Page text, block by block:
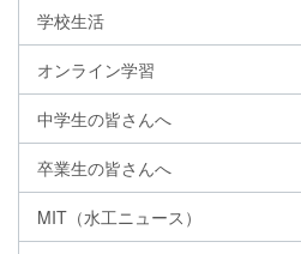
学校生活
オンライン学習
中学生の皆さんへ
卒業生の皆さんへ
MIT（水工ニュース）